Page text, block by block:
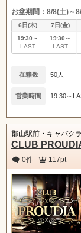
お盆期間：8/8(土)～
6日(木) 7日(金)
19:30～
LAST
19:30～
LAST
在籍数 50人
営業時間 19:30～
郡山駅前・キャバクラ
CLUB
0件 117pt